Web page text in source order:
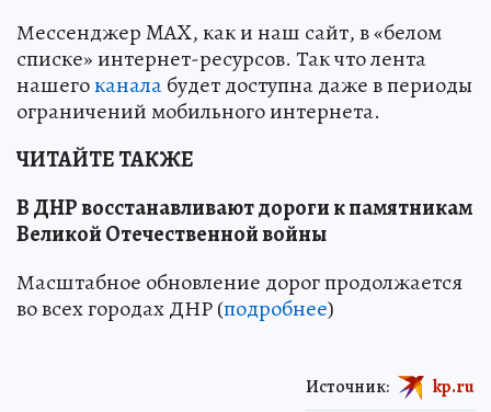
Мессенджер MAX, как и наш сайт, в «белом
списке» интернет-ресурсов. Так что лента
нашегоканалабудет доступна даже в периоды
ограничений мобильного интернета.
ЧИТАЙТЕ ТАКЖЕ
В ДНР восстанавливают дороги к памятникам
Великой Отечественной войны
Масштабное обновление дорог продолжается
во всех городах ДНР (подробнее)
Источник: kp.ru